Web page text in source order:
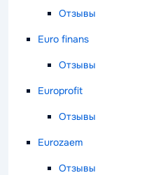
Отзывы
Euro finans
Отзывы
Europrofit
Отзывы
Eurozaem
Отзывы